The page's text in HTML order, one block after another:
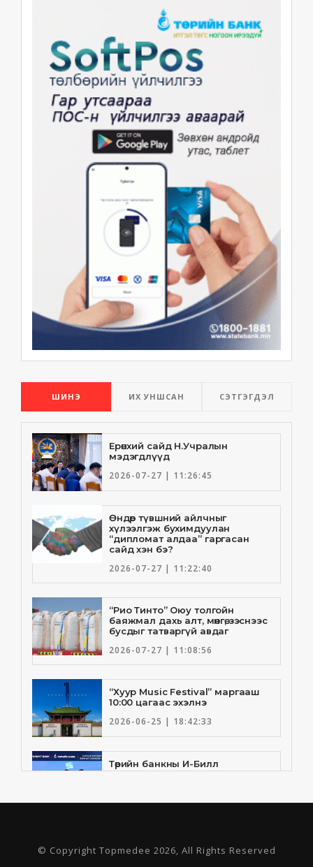
ШИНЭ ИХ УНШСАН СЭТГЭГДЭЛ
Ерөнхий сайд Н.Учралын
мэдэгдлүүд
2026-07-27 | 11:26:45
Өндөр түвшний айлчныг
хүлээлгэж бухимдуулан
“дипломат алдаа” гаргасан
сайд хэн бэ?
2026-07-27 | 11:22:40
“Рио Тинто” Оюу толгойн
баяжмал дахь алт, мөнгө, зэснээс
бусдыг татваргүй авдаг
2026-07-27 | 11:08:56
“Хуур Music Festival” маргааш
10:00 цагаас эхэлнэ
2026-06-25 | 18:42:33
Төрийн банкны И-Билл
үйлчилгээнд Голомт банк
2026-06-25 | 9:33:55
Төрийн банк, Санхүү Эдийн
Засгийн Их Сургууль хамтын
© Copyright Topmedee 2026, All Rights Reserved